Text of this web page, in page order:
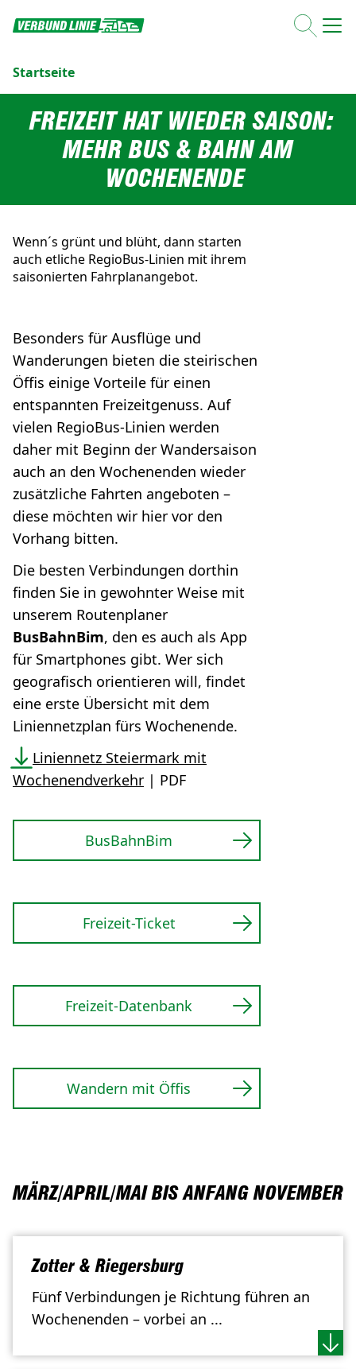
Startseite
FREIZEIT HAT WIEDER SAISON:
MEHR BUS & BAHN AM
WOCHENENDE
Wenn´s grünt und blüht, dann starten
auch etliche RegioBus-Linien mit ihrem
saisonierten Fahrplanangebot.
Besonders für Ausflüge und
Wanderungen bieten die steirischen
Öffis einige Vorteile für einen
entspannten Freizeitgenuss. Auf
vielen RegioBus-Linien werden
daher mit Beginn der Wandersaison
auch an den Wochenenden wieder
zusätzliche Fahrten angeboten –
diese möchten wir hier vor den
Vorhang bitten.
Die besten Verbindungen dorthin
finden Sie in gewohnter Weise mit
unserem Routenplaner
BusBahnBim, den es auch als App
für Smartphones gibt. Wer sich
geografisch orientieren will, findet
eine erste Übersicht mit dem
Liniennetzplan fürs Wochenende.
Liniennetz Steiermark mit
Wochenendverkehr | PDF
BusBahnBim
Freizeit-Ticket
Freizeit-Datenbank
Wandern mit Öffis
MÄRZ/APRIL/MAI BIS ANFANG NOVEMBER
Zotter & Riegersburg
Fünf Verbindungen je Richtung führen an
Wochenenden – vorbei an ...